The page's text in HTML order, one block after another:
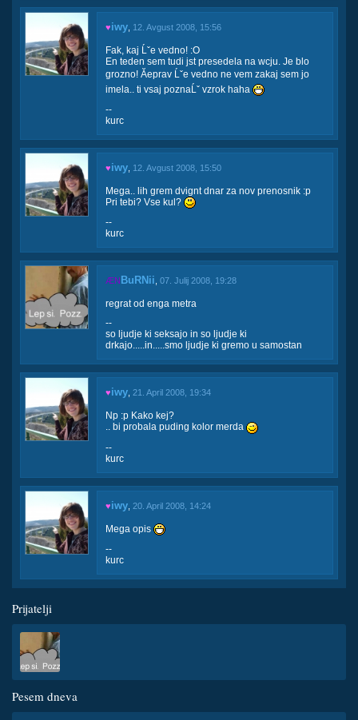
♥iwy 12. Avgust 2008, 15:56
Fak, kaj Ĺˇe vedno! :O
En teden sem tudi jst presedela na wcju. Je blo
grozno! Ăeprav Ĺˇe vedno ne vem zakaj sem jo
imela.. ti vsaj poznaĹˇ vzrok haha
--
kurc
♥iwy 12. Avgust 2008, 15:50
Mega.. lih grem dvignt dnar za nov prenosnik :p
Pri tebi? Vse kul?
--
kurc
ÆN BuRNii 07. Julij 2008, 19:28
regrat od enga metra
--
so ljudje ki seksajo in so ljudje ki
drkajo.....in.....smo ljudje ki gremo u samostan
♥iwy 21. April 2008, 19:34
Np :p Kako kej?
.. bi probala puding kolor merda
--
kurc
♥iwy 20. April 2008, 14:24
Mega opis
--
kurc
Prijatelji
Pesem dneva